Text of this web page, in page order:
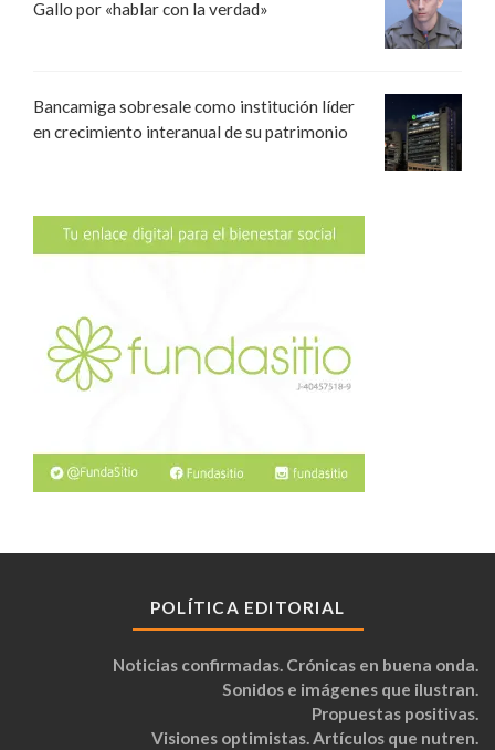
Gallo por «hablar con la verdad»
Bancamiga sobresale como institución líder
en crecimiento interanual de su patrimonio
POLÍTICA EDITORIAL
Noticias confirmadas. Crónicas en buena onda.
Sonidos e imágenes que ilustran.
Propuestas positivas.
Visiones optimistas. Artículos que nutren.